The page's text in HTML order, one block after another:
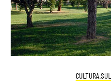
CULTURA.SUL